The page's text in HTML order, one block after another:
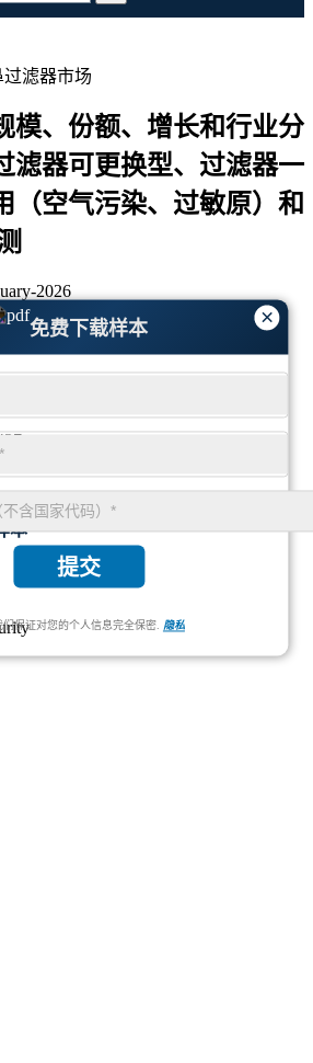
过滤器市场
模、份额、增长和行业分
滤器可更换型、过滤器一
（空气污染、过敏原）和
2026
2024
本
×
免费下载样本
提交
们保证对您的个人信息完全保密. 隐私